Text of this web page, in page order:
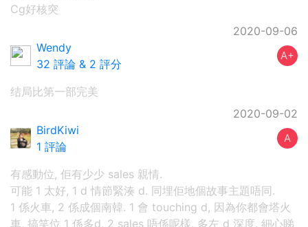
Cg好核突
2020-09-06
Wendy
32 評論 & 2 評分
A+
结局比第一部完美
2020-09-02
BirdKiwi
1 評論
A
有感動位, 佢有少少 sales 親情.
可能 1 太好, 1 d 情節緊湊 d. 同埋佢地個故事主題唔同.
1 係火車, 2 係成個南韓. 1 會 touching d, 因為你都會塔火
車, 搞笑位 1 係多d, 2 sales 唔係呢樣, 多左 d 深度. 細心睇